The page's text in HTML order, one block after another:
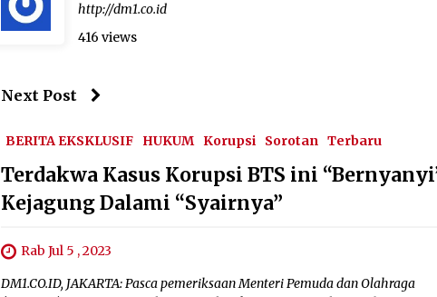
http://dm1.co.id
416 views
Next Post
BERITA EKSKLUSIF HUKUM Korupsi Sorotan Terbaru
Terdakwa Kasus Korupsi BTS ini
Kejagung Dalami “Syairnya”
Rab Jul 5 , 2023
DM1.CO.ID, JAKARTA: Pasca pemeriksaan Menteri Pemuda dan Olahraga